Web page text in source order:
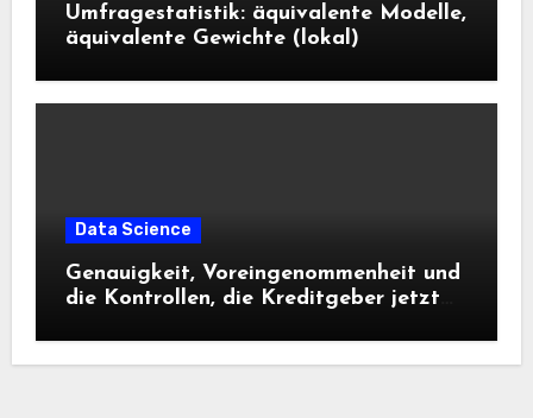
Umfragestatistik: äquivalente Modelle,
äquivalente Gewichte (lokal)
Data Science
Genauigkeit, Voreingenommenheit und
die Kontrollen, die Kreditgeber jetzt